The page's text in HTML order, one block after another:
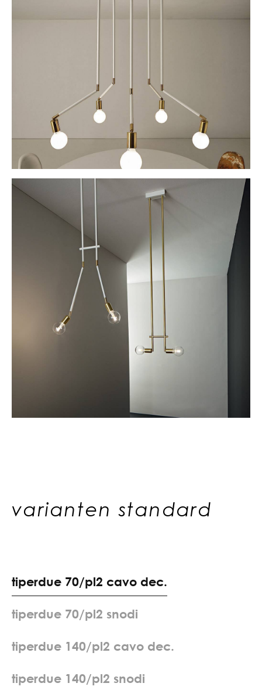
varianten standard
tiperdue 70/pl2 cavo dec.
tiperdue 70/pl2 snodi
tiperdue 140/pl2 cavo dec.
tiperdue 140/pl2 snodi